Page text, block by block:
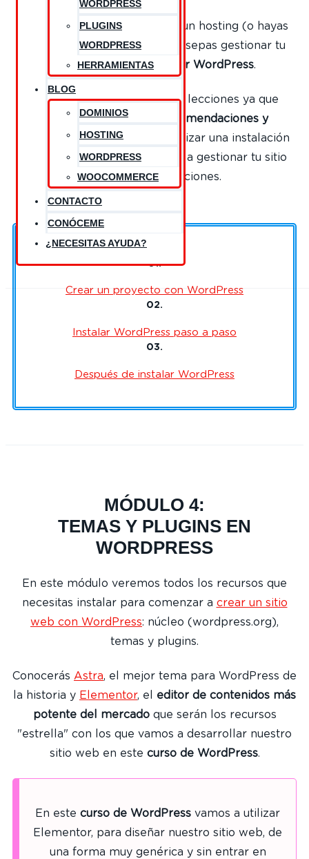
WORDPRESS
PLUGINS
WORDPRESS
HERRAMIENTAS
BLOG
DOMINIOS
HOSTING
WORDPRESS
WOOCOMMERCE
CONTACTO
CONÓCEME
¿NECESITAS AYUDA?
Una vez tengas un dominio y un hosting (o hayas
instalado un servidor local) y sepas gestionar tu
servidor,hay que instalar WordPress.
Presta mucha atención a las lecciones ya que
incluyen una serie de
recomendaciones y
con los que podrás realizar una instalación
limpia y segura y te ayudarán a gestionar tu sitio
web sin complicaciones.
01.
Crear un proyecto con WordPress
02.
Instalar WordPress paso a paso
03.
Después de instalar WordPress
MÓDULO 4:
TEMAS Y PLUGINS EN
WORDPRESS
En este módulo veremos todos los recursos que
necesitas instalar para comenzar a crear un sitio
web con WordPress: núcleo (wordpress.org),
temas y plugins.
Conocerás Astra, el mejor tema para WordPress de
la historia y Elementor, el editor de contenidos más
potente del mercadoque serán los recursos
"estrella" con los que vamos a desarrollar nuestro
sitio web en este curso de WordPress.
En este curso de WordPress vamos a utilizar
Elementor, para diseñar nuestro sitio web, de
una forma muy genérica y sin entrar en